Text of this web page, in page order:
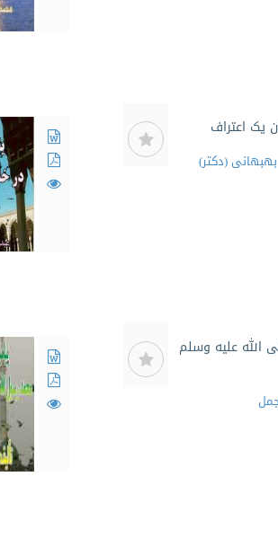
یک اعتراف
(دکتر)
الله علیه وسلم